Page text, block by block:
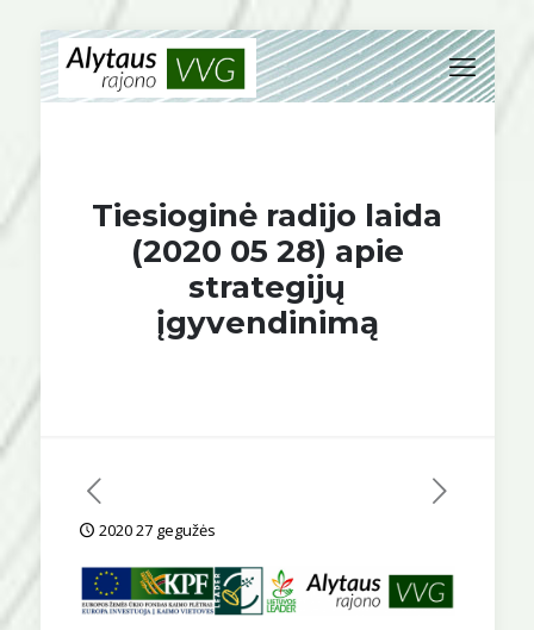
Tiesioginė radijo laida
(2020 05 28) apie
strategijų
įgyvendinimą
2020 27 gegužės